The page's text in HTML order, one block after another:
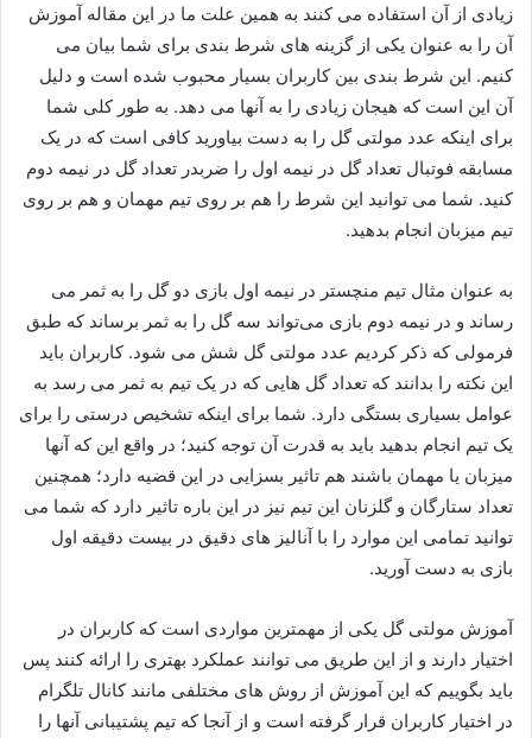
زیادی از آن استفاده می کنند به همین علت ما در این مقاله آموزش
آن را به عنوان یکی از گزینه های شرط بندی برای شما بیان می
کنیم. این شرط بندی بین کاربران بسیار محبوب شده است و دلیل
آن این است که هیجان زیادی را به آنها می دهد. به طور کلی شما
برای اینکه عدد مولتی گل را به دست بیاورید کافی است که در یک
مسابقه فوتبال تعداد گل در نیمه اول را ضربدر تعداد گل در نیمه دوم
کنید. شما می توانید این شرط را هم بر روی تیم مهمان و هم بر روی
تیم میزبان انجام بدهید.
به عنوان مثال تیم منچستر در نیمه اول بازی دو گل را به ثمر می‌
رساند و در نیمه دوم بازی می‌تواند سه گل را به ثمر برساند که طبق
فرمولی که ذکر کردیم عدد مولتی گل شش می شود. کاربران باید
این نکته را بدانند که تعداد گل هایی که در یک تیم به ثمر می‌ رسد به
عوامل بسیاری بستگی دارد. شما برای اینکه تشخیص درستی را برای
یک تیم انجام بدهید باید به قدرت آن توجه کنید؛ در واقع این که آنها
میزبان یا مهمان باشند هم تاثیر بسزایی در این قضیه دارد؛ همچنین
تعداد ستارگان و گلزنان این تیم نیز در این باره تاثیر دارد که شما می
توانید تمامی این موارد را با آنالیز های دقیق در بیست دقیقه اول
بازی به دست آورید.
آموزش مولتی گل یکی از مهمترین مواردی است که کاربران در
اختیار دارند و از این طریق می‌ توانند عملکرد بهتری را ارائه کنند پس
باید بگوییم که این آموزش از روش های مختلفی مانند کانال تلگرام
در اختیار کاربران قرار گرفته است و از آنجا که تیم پشتیبانی آنها را